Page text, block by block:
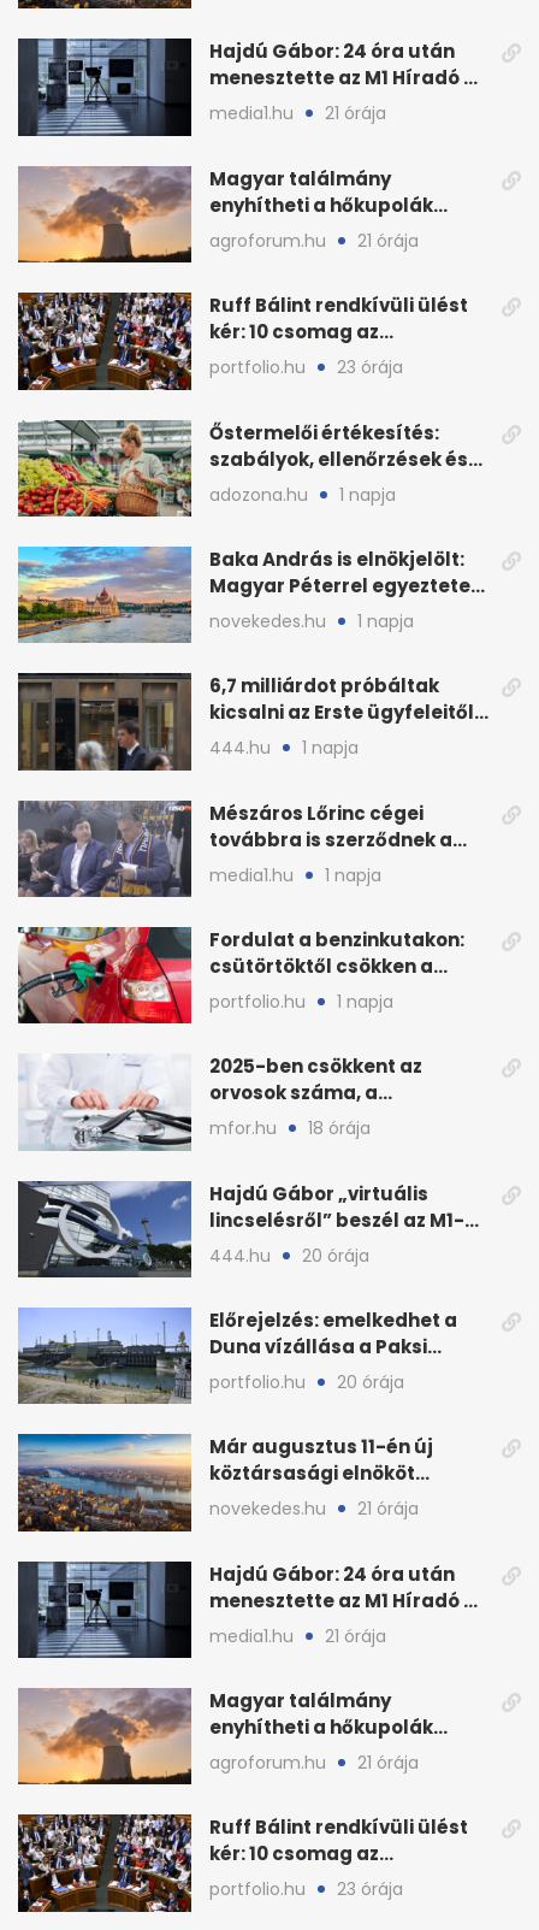
Hajdú Gábor: 24 óra után
menesztette az M1 Híradó a
főszerkesztőt
media1.hu 21 órája
Magyar találmány
enyhítheti a hőkupolák
miatti extrém hőséget
agroforum.hu 21 órája
Ruff Bálint rendkívüli ülést
kér: 10 csomag az
Országgyűlés előtt
portfolio.hu 23 órája
Őstermelői értékesítés:
szabályok, ellenőrzések és
bírságok a nyáron
adozona.hu 1 napja
Baka András is elnökjelölt:
Magyar Péterrel egyeztetett
a Tisza Pártban
novekedes.hu 1 napja
6,7 milliárdot próbáltak
kicsalni az Erste ügyfeleitől
az első félévben
444.hu 1 napja
Mészáros Lőrinc cégei
továbbra is szerződnek a
közmédiával
media1.hu 1 napja
Fordulat a benzinkutakon:
csütörtöktől csökken a
benzin nagykerára
portfolio.hu 1 napja
2025-ben csökkent az
orvosok száma, a
háziorvosokra még több
mfor.hu 18 órája
Hajdú Gábor „virtuális
lincselésről” beszél az M1-
ből kirúgása után
444.hu 20 órája
Előrejelzés: emelkedhet a
Duna vízállása a Paksi
Atomerőműnél
portfolio.hu 20 órája
Már augusztus 11-én új
köztársasági elnököt
választhat az Országgyűlés
novekedes.hu 21 órája
Hajdú Gábor: 24 óra után
menesztette az M1 Híradó a
főszerkesztőt
media1.hu 21 órája
Magyar találmány
enyhítheti a hőkupolák
miatti extrém hőséget
agroforum.hu 21 órája
Ruff Bálint rendkívüli ülést
kér: 10 csomag az
Országgyűlés előtt
portfolio.hu 23 órája